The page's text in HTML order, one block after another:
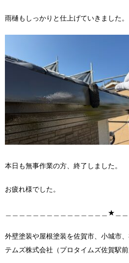
雨樋もしっかりと仕上げていきました。
本日も無事作業の方、終了しました。
お疲れ様でした。
＿＿＿＿＿＿＿＿＿＿＿＿＿＿＿★＿
外壁塗装や屋根塗装を佐賀市、小城市
テムズ株式会社（プロタイムズ佐賀駅